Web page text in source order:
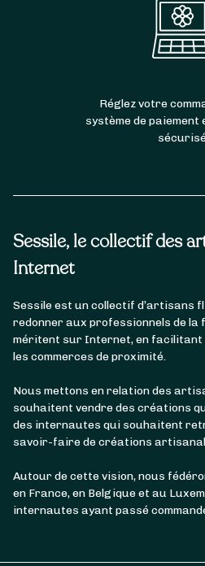
Sessile, le collectif des
Internet
Sessile est un collectif d’artisans
redonner aux professionnels de la
méritent sur Internet, en facilitant
les commerces de proximité.
Nous mettons en relation des
souhaitent vendre des créations
des internautes qui souhaitent
savoir-faire de créations
Autour de cette vision, nous
en France, en Belgique et au
internautes ayant passé commande
Réglez votre
système de paiement